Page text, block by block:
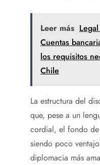
Leer más
Cuentas
los requisitos
Chile
La estructura del
que, pese a un
cordial, el fondo
siendo poco
diplomacia más